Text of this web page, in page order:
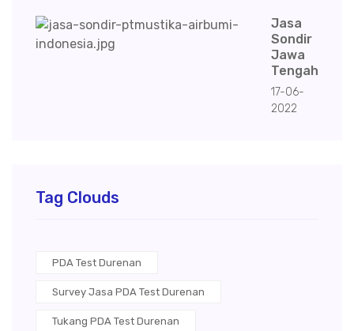
Jasa
Sondir
Jawa
Tengah
17-06-
2022
Tag Clouds
PDA Test Durenan
Survey Jasa PDA Test Durenan
Tukang PDA Test Durenan